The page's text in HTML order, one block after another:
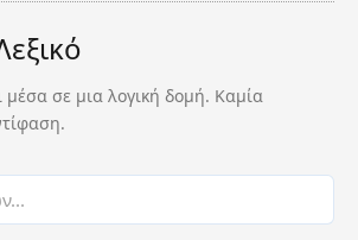
μέσα σε μια λογική δομή. Καμία